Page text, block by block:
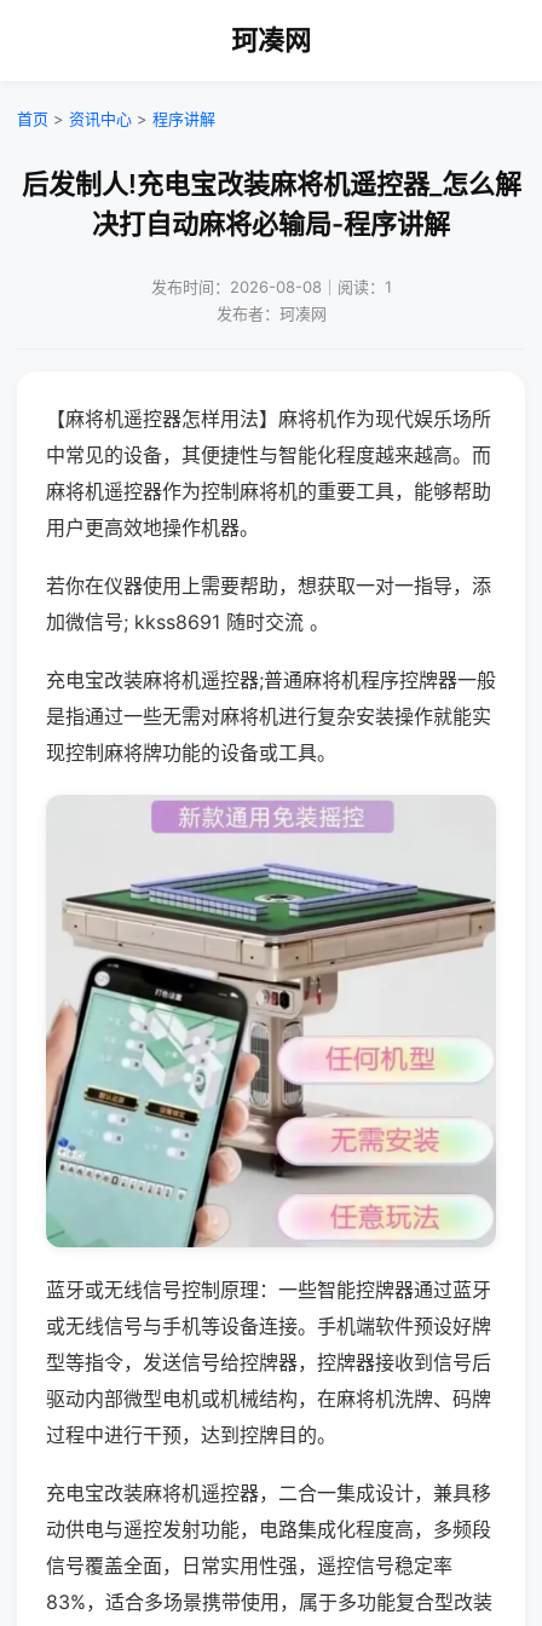
珂凑网
首页 > 资讯中心 > 程序讲解
后发制人!充电宝改装麻将机遥控器_怎么解
决打自动麻将必输局-程序讲解
发布时间：2026-08-08｜阅读：1
发布者：珂凑网
【麻将机遥控器怎样用法】麻将机作为现代娱乐场所
中常见的设备，其便捷性与智能化程度越来越高。而
麻将机遥控器作为控制麻将机的重要工具，能够帮助
用户更高效地操作机器。
若你在仪器使用上需要帮助，想获取一对一指导，添
加微信号; kkss8691 随时交流 。
充电宝改装麻将机遥控器;普通麻将机程序控牌器一般
是指通过一些无需对麻将机进行复杂安装操作就能实
现控制麻将牌功能的设备或工具。
蓝牙或无线信号控制原理：一些智能控牌器通过蓝牙
或无线信号与手机等设备连接。手机端软件预设好牌
型等指令，发送信号给控牌器，控牌器接收到信号后
驱动内部微型电机或机械结构，在麻将机洗牌、码牌
过程中进行干预，达到控牌目的。
充电宝改装麻将机遥控器，二合一集成设计，兼具移
动供电与遥控发射功能，电路集成化程度高，多频段
信号覆盖全面，日常实用性强，遥控信号稳定率
83%，适合多场景携带使用，属于多功能复合型改装